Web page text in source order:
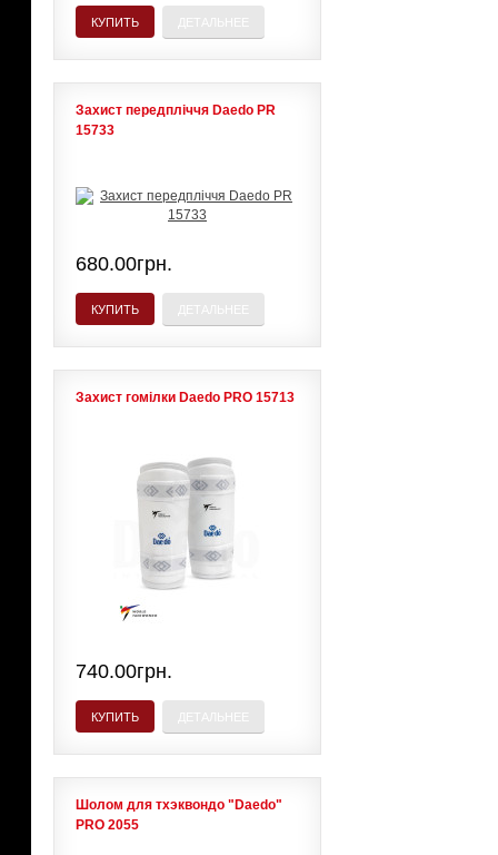
КУПИТЬ
Захист передпліччя Daedo PR
15733
680.00грн.
КУПИТЬ
Захист гомілки Daedo PRO 15713
740.00грн.
КУПИТЬ
Шолом для тхэквондо "Daedo"
PRO 2055